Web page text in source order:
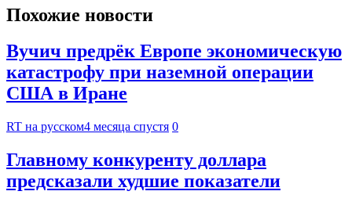
Похожие новости
Вучич предрёк Европе экономическую
катастрофу при наземной операции
США в Иране
RT на русском4 месяца спустя 0
Главному конкуренту доллара
предсказали худшие показатели